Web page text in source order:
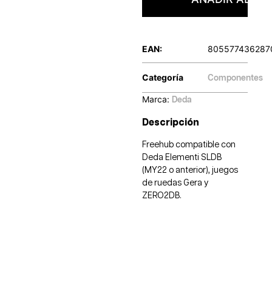
EAN:
Categoría Componentes
Marca: Deda
Descripción
Freehub compatible con
Deda Elementi SLDB
(MY22 o anterior), juegos
de ruedas Gera y
ZERO2DB.